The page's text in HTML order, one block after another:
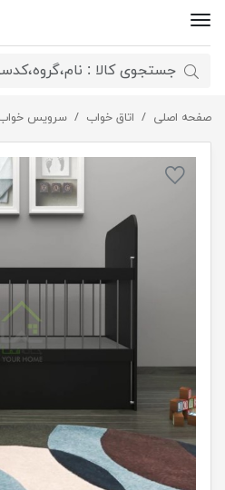
صفحه اصلی اتاق خواب سرویستختخواب ساده کودک و نوزاد